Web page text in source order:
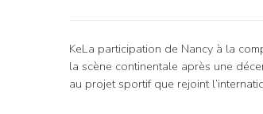
KeLa participation de Nancy à la
la scène continentale après une
au projet sportif que rejoint